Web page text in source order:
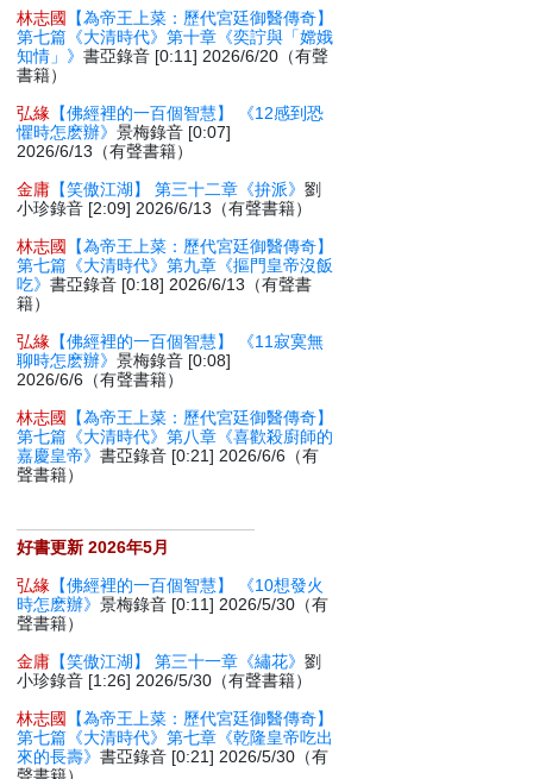
林志國
【為帝王上菜：歷代宮廷御醫傳奇】
第七篇《大清時代》第十章《奕詝與「嫦娥
知情」》書亞錄音 [0:11] 2026/6/20（有聲
書籍）
弘緣 【佛經裡的一百個智慧】 《12感到恐
懼時怎麽辦》景梅錄音 [0:07]
2026/6/13（有聲書籍）
金庸 【笑傲江湖】 第三十二章《拚派》劉
小珍錄音 [2:09] 2026/6/13（有聲書籍）
林志國
【為帝王上菜：歷代宮廷御醫傳奇】
第七篇《大清時代》第九章《摳門皇帝沒飯
吃》書亞錄音 [0:18] 2026/6/13（有聲書
籍）
弘緣 【佛經裡的一百個智慧】 《11寂寞無
聊時怎麽辦》景梅錄音 [0:08]
2026/6/6（有聲書籍）
林志國
【為帝王上菜：歷代宮廷御醫傳奇】
第七篇《大清時代》第八章《喜歡殺廚師的
嘉慶皇帝》書亞錄音 [0:21] 2026/6/6（有
聲書籍）
好書更新 2026年5月
弘緣 【佛經裡的一百個智慧】 《10想發火
時怎麽辦》景梅錄音 [0:11] 2026/5/30（有
聲書籍）
金庸 【笑傲江湖】 第三十一章《繡花》劉
小珍錄音 [1:26] 2026/5/30（有聲書籍）
林志國
【為帝王上菜：歷代宮廷御醫傳奇】
第七篇《大清時代》第七章《乾隆皇帝吃出
來的長壽》書亞錄音 [0:21] 2026/5/30（有